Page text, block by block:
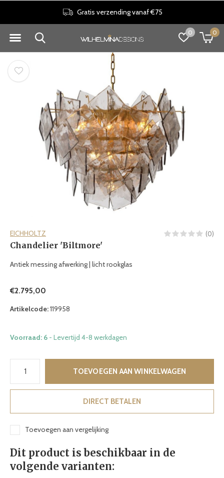
0 0
Gratis verzending vanaf €75
EICHHOLTZ (0)
Chandelier 'Biltmore'
Antiek messing afwerking | licht rookglas
€2.795,00
Artikelcode:119958
Voorraad: 6 - Levertijd 4-8 werkdagen
TOEVOEGEN AAN WINKELWAGEN
DIRECT BETALEN
Toevoegen aan vergelijking
Dit product is beschikbaar in de
volgende varianten: